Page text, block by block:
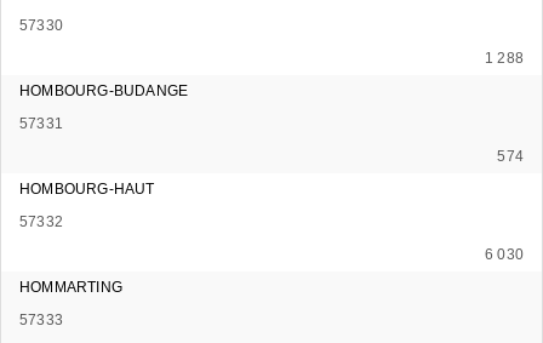
57330
1 288
HOMBOURG-BUDANGE
57331
574
HOMBOURG-HAUT
57332
6 030
HOMMARTING
57333